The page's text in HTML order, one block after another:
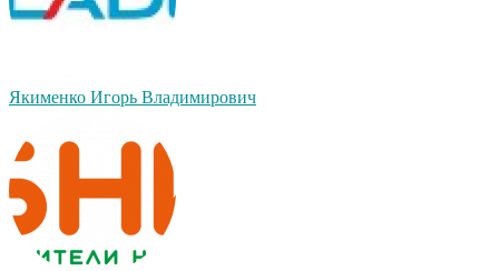
Якименко Игорь Владимирович